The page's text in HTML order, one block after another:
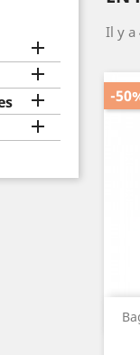




Il y a
-